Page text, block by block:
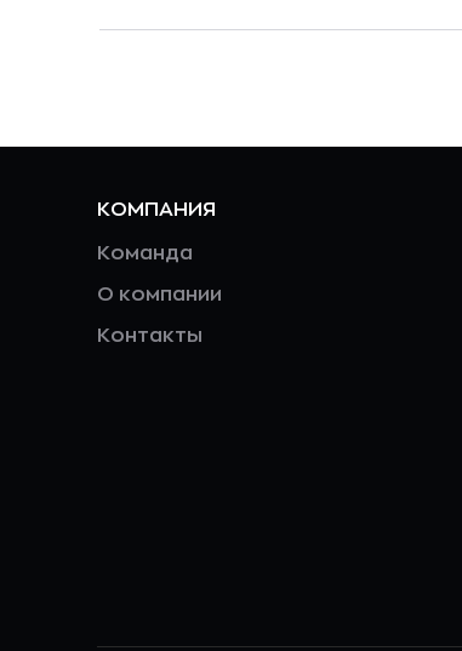
КОМПАНИЯ
Команда
О компании
Контакты